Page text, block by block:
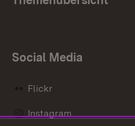
Social Media
Flickr
Instagram